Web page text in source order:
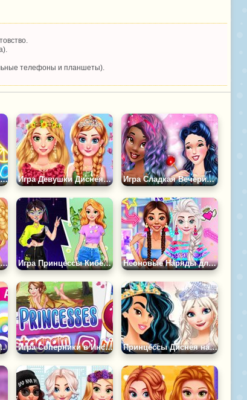
телефоны и планшеты).
Игра Коктейльная Вечеринка Принцесс Игра Девушки Диснея Весенние Цветы Игра Сладкая Вечеринка с Принцессами
Игра Жаркие Летние Дни Принцесс Игра Принцессы Кибер Робот Против Природы Неоновые Наряды для Принцесс
Цветная Рулетка Игра Соперники в Инстаграм Принцессы Диснея на Конкурсе Модниц